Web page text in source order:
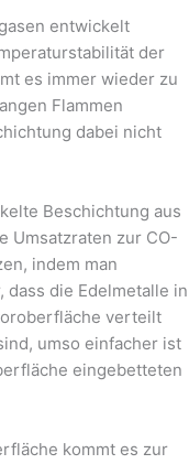
entwickelt
der
es immer wieder zu
Flammen
dabei nicht
Beschichtung aus
Umsatzraten zur CO-
indem man
dass die Edelmetalle in
verteilt
umso einfacher ist
eingebetteten
kommt es zur